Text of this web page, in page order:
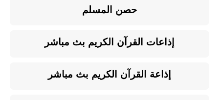
حصن المسلم
إذاعات القرآن الكريم بث مباشر
إذاعة القرآن الكريم بث مباشر